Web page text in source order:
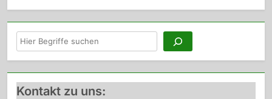
Suchen
Kontakt zu uns: